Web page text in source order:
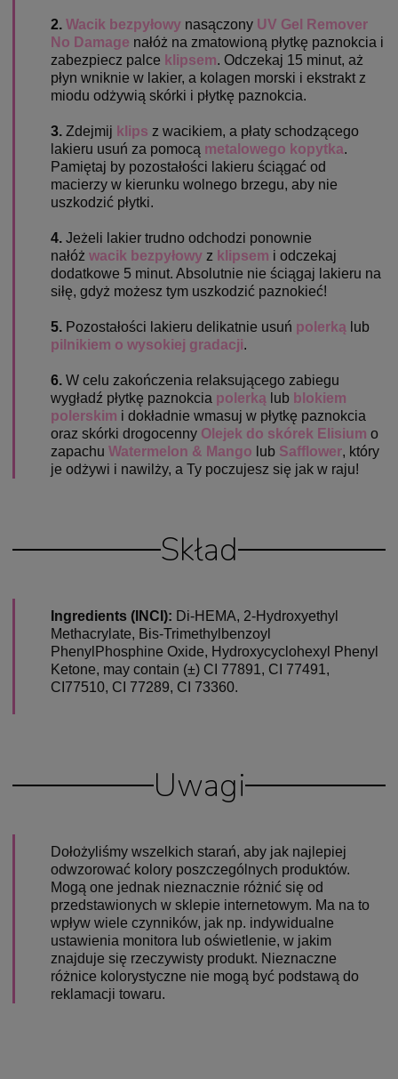
2. Wacik bezpyłowy nasączony UV Gel Remover
No Damage nałóż na zmatowioną płytkę paznokcia i
zabezpiecz palce klipsem. Odczekaj 15 minut, aż
płyn wniknie w lakier, a kolagen morski i ekstrakt z
miodu odżywią skórki i płytkę paznokcia.
3. Zdejmij klips z wacikiem, a płaty schodzącego
lakieru usuń za pomocą metalowego kopytka.
Pamiętaj by pozostałości lakieru ściągać od
macierzy w kierunku wolnego brzegu, aby nie
uszkodzić płytki.
4. Jeżeli lakier trudno odchodzi ponownie
nałóż wacik bezpyłowy z klipsem i odczekaj
dodatkowe 5 minut. Absolutnie nie ściągaj lakieru na
siłę, gdyż możesz tym uszkodzić paznokieć!
5. Pozostałości lakieru delikatnie usuń polerką lub
pilnikiem o wysokiej gradacji.
6. W celu zakończenia relaksującego zabiegu
wygładź płytkę paznokcia polerką lub blokiem
polerskim i dokładnie wmasuj w płytkę paznokcia
oraz skórki drogocenny Olejek do skórek Elisium o
zapachu Watermelon & Mango lub Safflower, który
je odżywi i nawilży, a Ty poczujesz się jak w raju!
Skład
Ingredients (INCI): Di-HEMA, 2-Hydroxyethyl
Methacrylate, Bis-Trimethylbenzoyl
PhenylPhosphine Oxide, Hydroxycyclohexyl Phenyl
Ketone, may contain (±) CI 77891, CI 77491,
CI77510, CI 77289, CI 73360.
Uwagi
Dołożyliśmy wszelkich starań, aby jak najlepiej
odwzorować kolory poszczególnych produktów.
Mogą one jednak nieznacznie różnić się od
przedstawionych w sklepie internetowym. Ma na to
wpływ wiele czynników, jak np. indywidualne
ustawienia monitora lub oświetlenie, w jakim
znajduje się rzeczywisty produkt. Nieznaczne
różnice kolorystyczne nie mogą być podstawą do
reklamacji towaru.